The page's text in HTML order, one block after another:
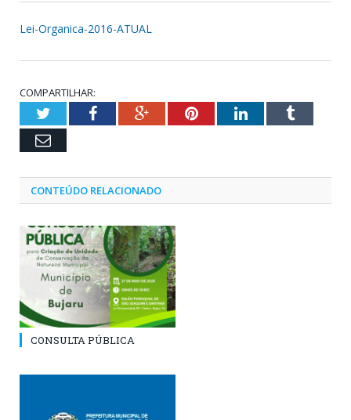
Lei-Organica-2016-ATUAL
COMPARTILHAR:
TwitterFacebookGoogle+PinterestLinkedInTumblr
Email
CONTEÚDO RELACIONADO
CONSULTA PÚBLICA